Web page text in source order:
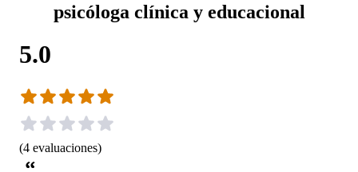
psicóloga clínica y educacional
5.0
(4 evaluaciones)